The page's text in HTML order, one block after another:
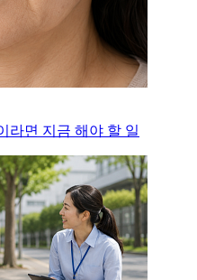
라면 지금 해야 할 일